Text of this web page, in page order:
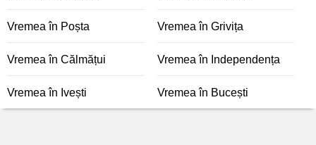
Vremea în Poșta Vremea în Grivița
Vremea în Călmățui Vremea în Independența
Vremea în Ivești Vremea în Bucești